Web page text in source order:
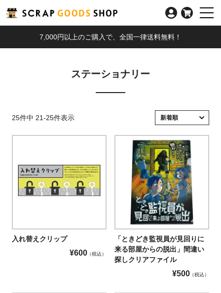
7,000円以上のご購入で、全国一律送料無料！
ステーショナリー
新着順
25件中 21-25件表示
入れ替えクリップ
¥600 税込
「ときどき監視員が見回りに
来る部屋からの脱出」間違い
探しクリアファイル
¥500 税込